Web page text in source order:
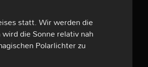
statt. Wir werden die
die Sonne relativ nah
Polarlichter zu